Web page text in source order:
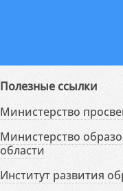
Полезные ссылки
Министерство
Министерство
области
Институт развития